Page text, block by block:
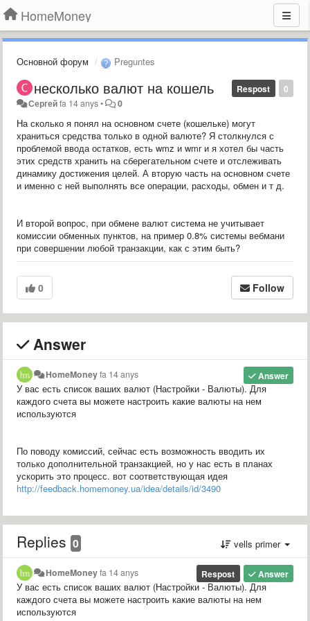
HomeMoney
Основной форум Preguntes
0
Respost
несколько валют на кошель
Сергейfa 14 anys• 0
На сколько я понял на основном счете (кошельке) могут
храниться средства только в одной валюте? Я столкнулся с
проблемой ввода остатков, есть wmz и wmr и я хотел бы часть
этих средств хранить на сберегательном счете и отслеживать
динамику достижения целей. А вторую часть на основном счете
и именно с ней выполнять все операции, расходы, обмен и т д.
И второй вопрос, при обмене валют система не учитывает
комиссии обменных пунктов, на пример 0.8% системы вебмани
при совершении любой транзакции, как с этим быть?
0 Follow
Answer
Answer
HomeMoneyfa 14 anys
У вас есть список ваших валют (Настройки - Валюты). Для
каждого счета вы можете настроить какие валюты на нем
используются
По поводу комиссий, сейчас есть возможность вводить их
только дополнительной транзакцией, но у нас есть в планах
ускорить это процесс. вот соответствующая идея
http://feedback.homemoney.ua/idea/details/id/3490
Replies 0 vells primer
Answer
Respost
HomeMoneyfa 14 anys
У вас есть список ваших валют (Настройки - Валюты). Для
каждого счета вы можете настроить какие валюты на нем
используются